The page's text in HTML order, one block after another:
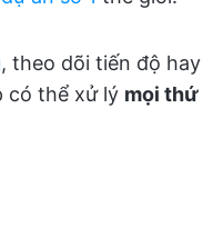
, theo dõi tiến độ hay
có thể xử lý mọi thứ